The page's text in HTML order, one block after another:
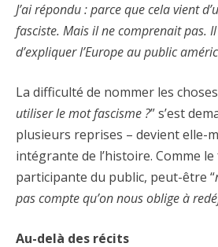
J’ai répondu : parce que cela vient
fasciste. Mais il ne comprenait pas.
d’expliquer l’Europe au public
La difficulté de nommer les choses
utiliser le mot fascisme ?” s’est
plusieurs reprises – devient elle-
intégrante de l’histoire. Comme
participante du public, peut-être “
pas compte qu’on nous oblige à
Au-delà des récits